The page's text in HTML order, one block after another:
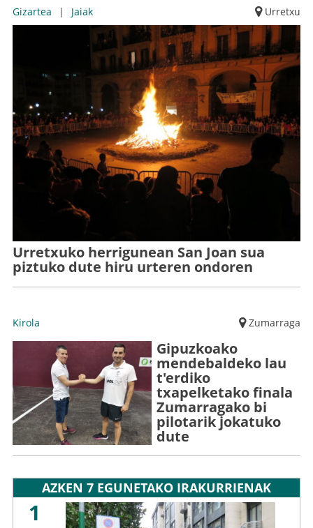
Gizartea | Jaiak Urretxu
Urretxuko herrigunean San Joan sua
piztuko dute hiru urteren ondoren
Kirola Zumarraga
Gipuzkoako
mendebaldeko lau
t'erdiko
txapelketako finala
Zumarragako bi
pilotarik jokatuko
dute
AZKEN 7 EGUNETAKO IRAKURRIENAK
1